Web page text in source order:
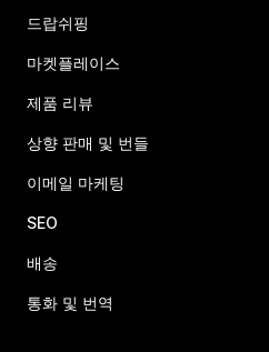
드랍쉬핑
마켓플레이스
제품 리뷰
상향 판매 및 번들
이메일 마케팅
SEO
배송
통화 및 번역